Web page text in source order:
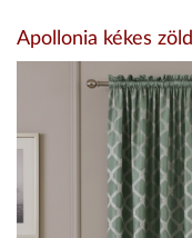
Apollonia kékes zöld